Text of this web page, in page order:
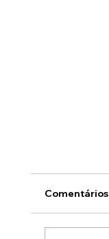
Comentários